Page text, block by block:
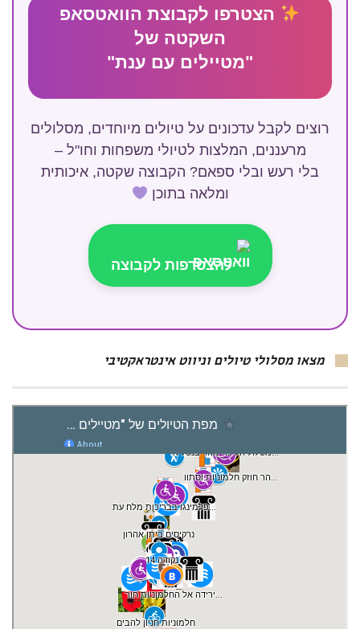
הצטרפו לקבוצת הוואטסאפ
השקטה של
"מטיילים עם ענת"
רוצים לקבל עדכונים על טיולים מיוחדים, מסלולים
מרעננים, המלצות לטיולי משפחות וחו"ל –
בלי רעש ובלי ספאם? הקבוצה שקטה, איכותית
ומלאה בתוכן
להצטרפות לקבוצה
מצאו מסלולי טיולים וניווט אינטראקטיבי